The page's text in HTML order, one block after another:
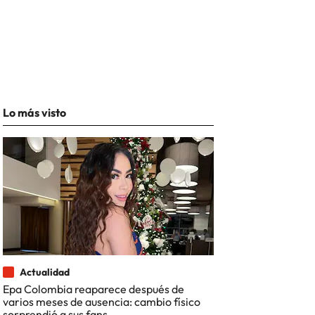
Lo más visto
Actualidad
Epa Colombia reaparece después de
varios meses de ausencia: cambio físico